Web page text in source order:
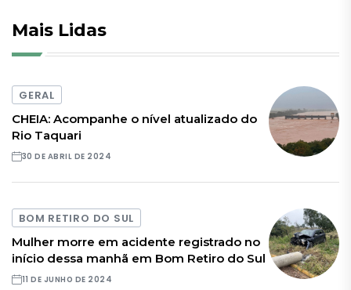
Mais Lidas
GERAL
CHEIA: Acompanhe o nível atualizado do
Rio Taquari
30 DE ABRIL DE 2024
BOM RETIRO DO SUL
Mulher morre em acidente registrado no
início dessa manhã em Bom Retiro do Sul
11 DE JUNHO DE 2024